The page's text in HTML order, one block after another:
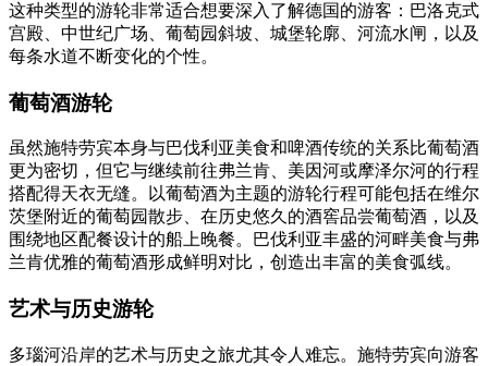
这种类型的游轮非常适合想要深入了解德国的游客：巴洛克式
宫殿、中世纪广场、葡萄园斜坡、城堡轮廓、河流水闸，以及
每条水道不断变化的个性。
葡萄酒游轮
虽然施特劳宾本身与巴伐利亚美食和啤酒传统的关系比葡萄酒
更为密切，但它与继续前往弗兰肯、美因河或摩泽尔河的行程
搭配得天衣无缝。以葡萄酒为主题的游轮行程可能包括在维尔
茨堡附近的葡萄园散步、在历史悠久的酒窖品尝葡萄酒，以及
围绕地区配餐设计的船上晚餐。巴伐利亚丰盛的河畔美食与弗
兰肯优雅的葡萄酒形成鲜明对比，创造出丰富的美食弧线。
艺术与历史游轮
多瑙河沿岸的艺术与历史之旅尤其令人难忘。施特劳宾向游客